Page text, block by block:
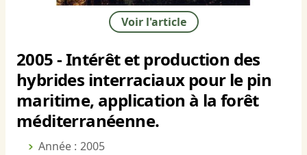
Voir l'article
2005 - Intérêt et production des
hybrides interraciaux pour le pin
maritime, application à la forêt
méditerranéenne.
Année : 2005